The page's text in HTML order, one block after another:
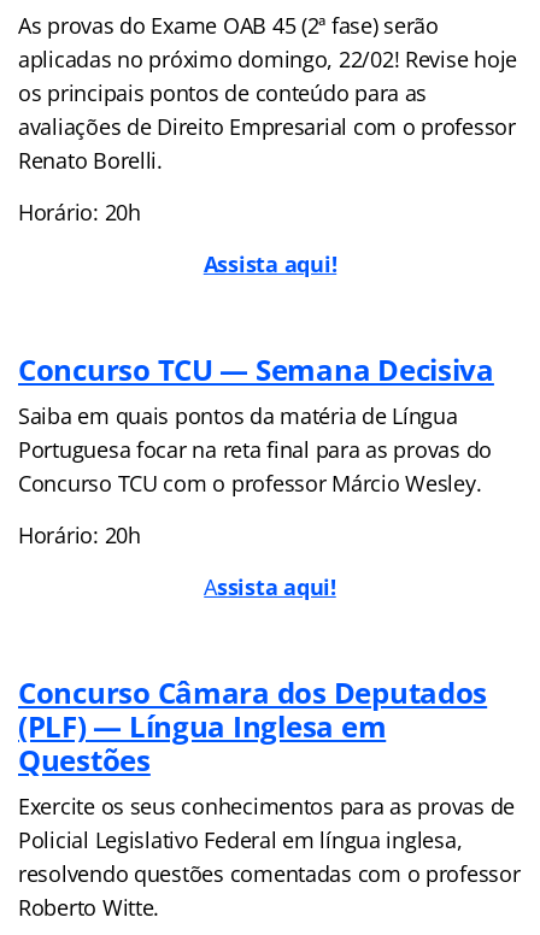
As provas do Exame OAB 45 (2ª fase) serão
aplicadas no próximo domingo, 22/02! Revise hoje
os principais pontos de conteúdo para as
avaliações de Direito Empresarial com o professor
Renato Borelli.
Horário: 20h
Assista aqui!
Concurso TCU — Semana Decisiva
Saiba em quais pontos da matéria de Língua
Portuguesa focar na reta final para as provas do
Concurso TCU com o professor Márcio Wesley.
Horário: 20h
Assista aqui!
Concurso Câmara dos Deputados
(PLF) — Língua Inglesa em
Questões
Exercite os seus conhecimentos para as provas de
Policial Legislativo Federal em língua inglesa,
resolvendo questões comentadas com o professor
Roberto Witte.